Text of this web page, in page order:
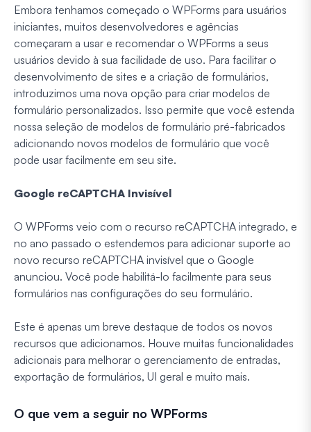
Embora tenhamos começado o WPForms para usuários
iniciantes, muitos desenvolvedores e agências
começaram a usar e recomendar o WPForms a seus
usuários devido à sua facilidade de uso. Para facilitar o
desenvolvimento de sites e a criação de formulários,
introduzimos uma nova opção para criar modelos de
formulário personalizados. Isso permite que você estenda
nossa seleção de modelos de formulário pré-fabricados
adicionando novos modelos de formulário que você
pode usar facilmente em seu site.
Google reCAPTCHA Invisível
O WPForms veio com o recurso reCAPTCHA integrado, e
no ano passado o estendemos para adicionar suporte ao
novo recurso reCAPTCHA invisível que o Google
anunciou. Você pode habilitá-lo facilmente para seus
formulários nas configurações do seu formulário.
Este é apenas um breve destaque de todos os novos
recursos que adicionamos. Houve muitas funcionalidades
adicionais para melhorar o gerenciamento de entradas,
exportação de formulários, UI geral e muito mais.
O que vem a seguir no WPForms